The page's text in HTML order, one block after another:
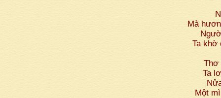
Mà
Ta khờ
Thơ
Ta
Một